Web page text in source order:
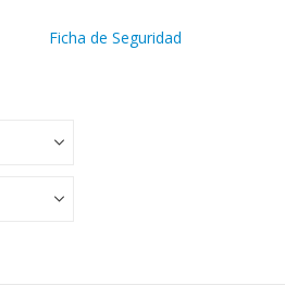
Ficha de Seguridad